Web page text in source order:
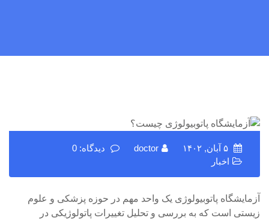
doctor
دیدگاه: 0
اخبار
آزمایشگاه پاتوبیولوژی یک واحد مهم در حوزه پزشکی و علوم
زیستی است که به بررسی و تحلیل تغییرات پاتولوژیکی در